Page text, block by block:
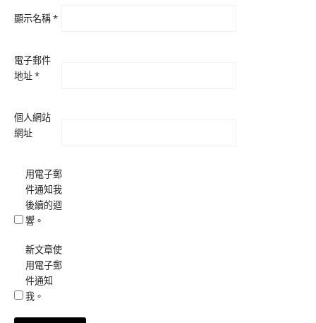
顯示名稱*
電子郵件
地址*
個人網站
網址
用電子郵
件通知我
後續的迴
響。
新文章使
用電子郵
件通知
我。